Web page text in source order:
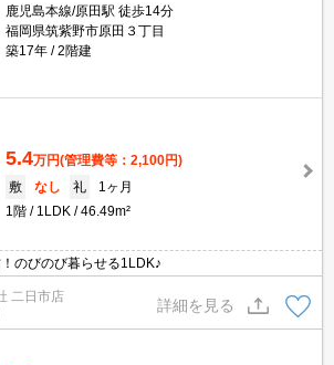
鹿児島本線/原田駅 徒歩14分
福岡県筑紫野市原田３丁目
築17年
2階建
5.4万円(管理費等：2,100円)
敷
なし 礼
1ヶ月
1階
1LDK 46.49m²
のびのび暮らせる1LDK♪
二日市店
詳細を見る